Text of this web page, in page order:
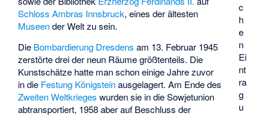
c
h
e
n
Ei
nt
ra
g
u
Schloss Ambras Innsbruck, eines der ältesten
Museender Welt zu sein.
Die Bombardierung Dresdens am 13. Februar 1945
zerstörte drei der neun Räume größtenteils. Die
Kunstschätze hatte man schon einige Jahre zuvor
in die Festung Königsteinausgelagert. Am Ende des
Zweiten Weltkrieges wurden sie in die Sowjetunion
abtransportiert, 1958 aber auf Beschluss der